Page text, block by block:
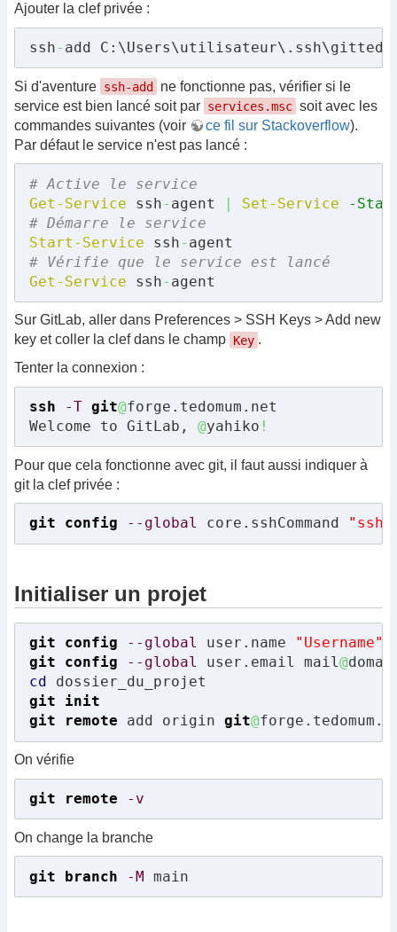
Ajouter la clef privée :
ssh- add C:\Users\utilisateur\.ssh\gittedo
Si d'aventure ssh-add
ne fonctionne pas, vérifier si le
service est bien lancé soit par services.msc soit avec les
commandes suivantes (voir
ce fil sur Stackoverflow).
Par défaut le service n'est pas lancé :
# Active le service
Get-Service ssh- agent | Set-Service
-
# Démarre le service
Start-Service ssh-
# Vérifie que le service est lancé
Get-Service ssh- agent
Sur GitLab, aller dans Preferences > SSH Keys > Add new
key et coller la clef dans le champ Key .
Tenter la connexion :
ssh -T git@forge.tedomum.net
Welcome to GitLab, @yahiko !
Pour que cela fonctionne avec git, il faut aussi indiquer à
git la clef privée :
git config --global core.sshCommand "ssh
Initialiser un projet
git config --global user.name
"Username"
git config
--global user.email mail@
cd
git init
git remote add origin git@
On vérifie
git remote -v
On change la branche
git branch -M main